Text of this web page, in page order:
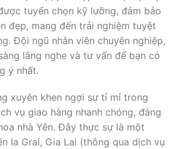
tuyển chọn kỹ lưỡng, đảm bảo
đẹp, mang đến trải nghiệm tuyệt
Đội ngũ nhân viên chuyên nghiệp,
lắng nghe và tư vấn để bạn có
ý nhất.
xuyên khen ngợi sự tỉ mỉ trong
vụ giao hàng nhanh chóng, đáng
nhà Yên. Đây thực sự là một
Ia Grai, Gia Lai (thông qua dịch vụ